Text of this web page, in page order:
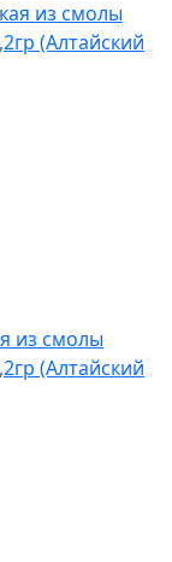
из смолы
(Алтайский